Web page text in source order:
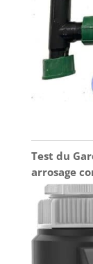
plus
de
tout
un
un
Test du
arrosage